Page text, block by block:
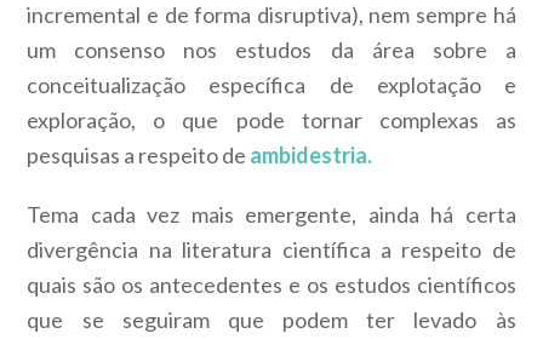
incremental e de forma disruptiva), nem sempre há
um consenso nos estudos da área sobre a
conceitualização específica de explotação e
exploração, o que pode tornar complexas as
pesquisas a respeito de ambidestria.
Tema cada vez mais emergente, ainda há certa
divergência na literatura científica a respeito de
quais são os antecedentes e os estudos científicos
que se seguiram que podem ter levado às